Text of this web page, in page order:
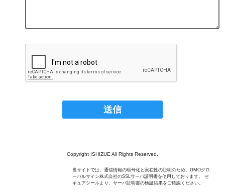
Copyright ISHIZUE All Rights Reserved.
当サイトでは、通信情報の暗号化と実在性の証明のため、GMOグロ
ーバルサイン株式会社のSSLサーバ証明書を使用しております。 セ
キュアシールより、サーバ証明書の検証結果をご確認ください。